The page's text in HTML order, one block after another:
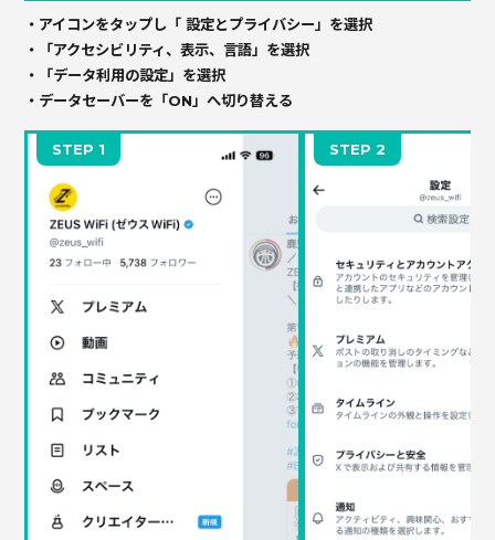
・アイコンをタップし「 設定とプライバシー」を選択
・「アクセシビリティ、表示、言語」を選択
・「データ利用の設定」を選択
・データセーバーを「ON」へ切り替える
STEP 1 STEP 2